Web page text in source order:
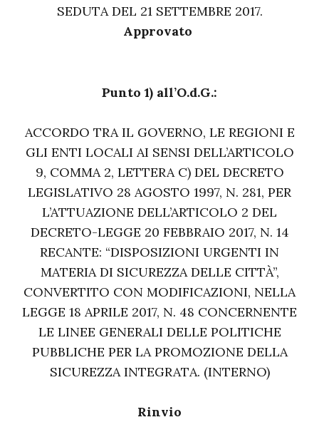
SEDUTA DEL 21 SETTEMBRE 2017.
Approvato
Punto 1) all’O.d.G.:
ACCORDO TRA IL GOVERNO, LE REGIONI E
GLI ENTI LOCALI AI SENSI DELL’ARTICOLO
9, COMMA 2, LETTERA C) DEL DECRETO
LEGISLATIVO 28 AGOSTO 1997, N. 281, PER
L’ATTUAZIONE DELL’ARTICOLO 2 DEL
DECRETO-LEGGE 20 FEBBRAIO 2017, N. 14
RECANTE: “DISPOSIZIONI URGENTI IN
MATERIA DI SICUREZZA DELLE CITTÀ”,
CONVERTITO CON MODIFICAZIONI, NELLA
LEGGE 18 APRILE 2017, N. 48 CONCERNENTE
LE LINEE GENERALI DELLE POLITICHE
PUBBLICHE PER LA PROMOZIONE DELLA
SICUREZZA INTEGRATA. (INTERNO)
Rinvio